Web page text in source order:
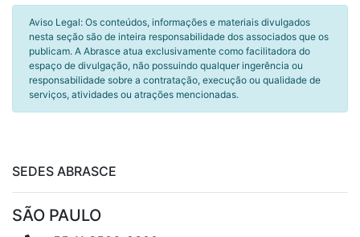
Aviso Legal: Os conteúdos, informações e materiais divulgados
nesta seção são de inteira responsabilidade dos associados que os
publicam. A Abrasce atua exclusivamente como facilitadora do
espaço de divulgação, não possuindo qualquer ingerência ou
responsabilidade sobre a contratação, execução ou qualidade de
serviços, atividades ou atrações mencionadas.
SEDES ABRASCE
SÃO PAULO